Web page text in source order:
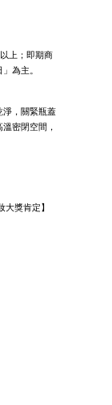
上；即期商
為主。
淨，關緊瓶蓋
密閉空間，
獎肯定】